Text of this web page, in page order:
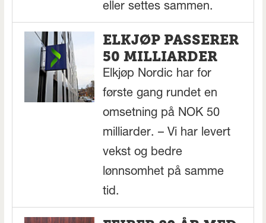
eller settes sammen.
ELKJØP PASSERER
50 MILLIARDER
Elkjøp Nordic har for
første gang rundet en
omsetning på NOK 50
milliarder. – Vi har levert
vekst og bedre
lønnsomhet på samme
tid.